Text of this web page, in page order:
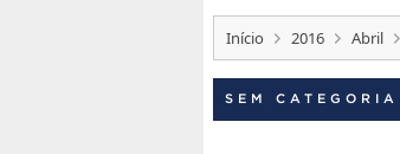
Início 2016 Abril
SEM CATEGORIA